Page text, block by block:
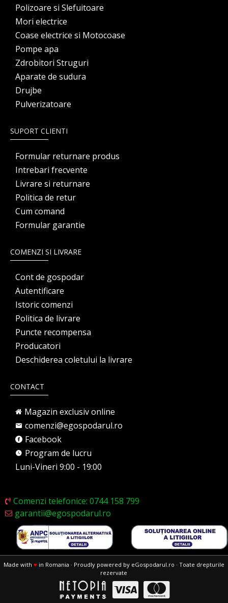
Polizoare si Slefuitoare
Mori electrice
Coase electrice si Motocoase
Pompe apa
Zdrobitori Struguri
Aparate de sudura
Drujbe
Pulverizatoare
SUPORT CLIENTI
Formular returnare produs
Intrebari frecvente
Livrare si returnare
Politica de retur
Cum comand
Formular garantie
COMENZI SI LIVRARE
Cont de gospodar
Autentificare
Istoric comenzi
Politica de livrare
Puncte recompensa
Producatori
Deschiderea coletului la livrare
CONTACT
Magazin exclusiv online
comenzi@egospodarul.ro
Facebook
Program de lucru
Luni-Vineri 9:00 - 19:00
Comenzi telefonice: 0744 158 799
garantii@egospodarul.ro
Made with ♥ in Romania · Proudly powered by eGospodarul.ro · Toate drepturile
rezervate